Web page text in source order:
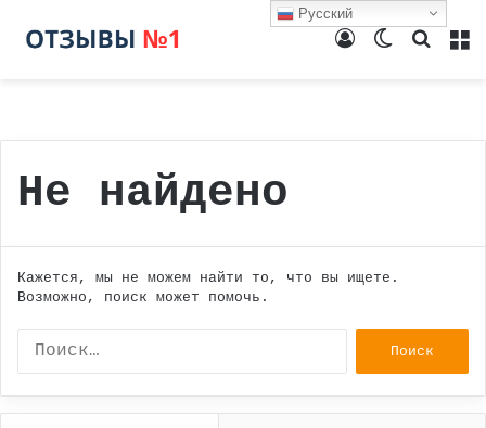
Поиск
Switch
Войти
Не найдено
Кажется, мы не можем найти то, что вы ищете.
Возможно, поиск может помочь.
Русский